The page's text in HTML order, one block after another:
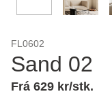
FL0602
Sand 02
Frá 629 kr/stk.